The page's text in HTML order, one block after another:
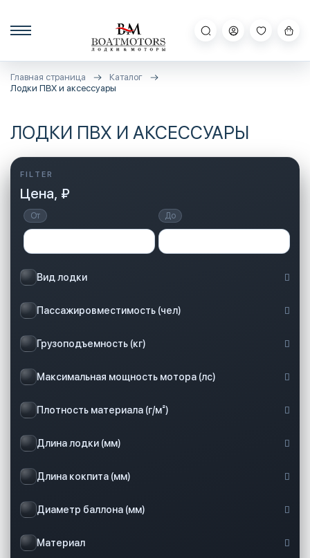
Главная страница
Каталог
Лодки ПВХ и аксессуары
ЛОДКИ ПВХ И АКСЕССУАРЫ
Цена, ₽
От До
Вид лодки
Пассажировместимость (чел)
Грузоподъемность (кг)
Максимальная мощность мотора (лс)
Плотность материала (г/м²)
Длина лодки (мм)
Длина кокпита (мм)
Диаметр баллона (мм)
Материал